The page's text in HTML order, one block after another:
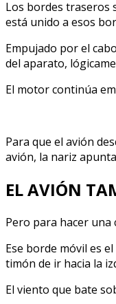
Los bordes traseros
está unido a esos
Empujado por el
del aparato,
El motor continúa
Para que el avión
avión, la nariz
EL AVIÓN
Pero para hacer una
Ese borde móvil es
timón de ir hacia la
El viento que bate